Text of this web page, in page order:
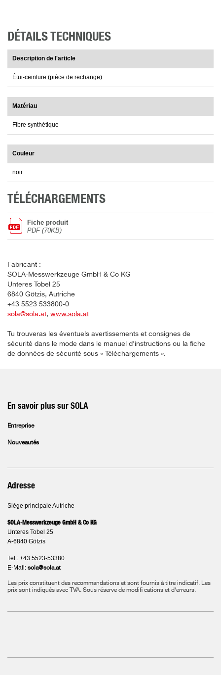
DÉTAILS TECHNIQUES
Description de l'article
Étui-ceinture (pièce de rechange)
Matériau
Fibre synthétique
Couleur
noir
TÉLÉCHARGEMENTS
Fiche produit
PDF (70KB)
Fabricant :
SOLA-Messwerkzeuge GmbH & Co KG
Unteres Tobel 25
6840 Götzis, Autriche
+43 5523 533800-0
sola@sola.at, www.sola.at
Tu trouveras les éventuels avertissements et consignes de
sécurité dans le mode dans le manuel d'instructions ou la fiche
de données de sécurité sous « Téléchargements ».
En savoir plus sur SOLA
Entreprise
Nouveautés
Adresse
Siège principale Autriche
SOLA-Messwerkzeuge GmbH & Co KG
Unteres Tobel 25
A-6840 Götzis
Tel.: +43 5523-53380
E-Mail: sola@sola.at
Les prix constituent des recommandations et sont fournis à titre indicatif. Les
prix sont indiqués avec TVA. Sous réserve de modifi cations et d‘erreurs.